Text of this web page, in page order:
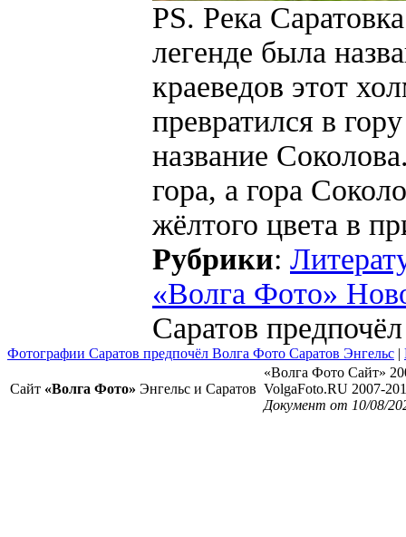
PS. Река
легенде была
краеведов этот
превратился в
название
гора, а гора
жёлтого цвета в
Рубрики:
«Волга Фото»
Саратов
Фотографии Саратов предпочёл Волга Фото Саратов Энгельс |
Сайт «Волга Фото» Энгельс и Саратов
«Волга Фото Сайт»
VolgaFoto.RU 2007-
Документ от 10/08/